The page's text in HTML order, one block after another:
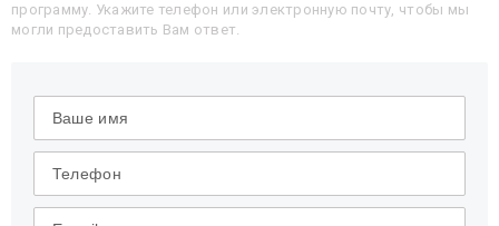
программу. Укажите телефон или электронную почту, чтобы мы
могли предоставить Вам ответ.